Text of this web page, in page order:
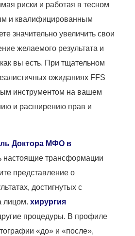
риски и работая в тесном
и квалифицированным
значительно увеличить свои
желаемого результата и
вы есть. При тщательном
ожиданиях FFS
инструментом на вашем
и расширению прав и
Доктора МФО в
настоящие трансформации
представление о
достигнутых с
лицом. хирургия
процедуры. В профиле
«до» и «после»,